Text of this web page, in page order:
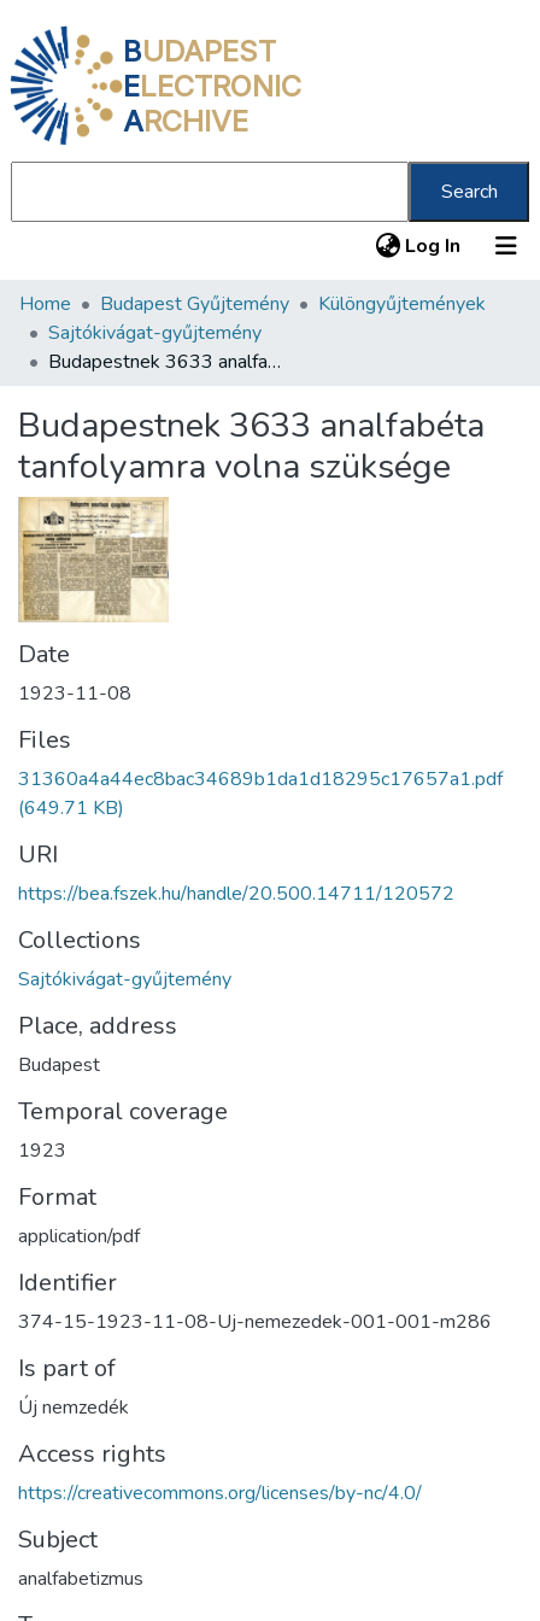
BUDAPEST
ELECTRONIC
ARCHIVE
Search
Log In (current)
Communities & Collections
All of DSpace
About us
Home Budapest Gyűjtemény
Különgyűjtemények
Sajtókivágat-gyűjtemény
Budapestnek 3633 analfabéta tanfolyamra volna szüksége
Budapestnek 3633 analfabéta
tanfolyamra volna szüksége
Date
1923-11-08
Files
31360a4a44ec8bac34689b1da1d18295c17657a1.pdf
(649.71 KB)
URI
https://bea.fszek.hu/handle/20.500.14711/120572
Collections
Sajtókivágat-gyűjtemény
Place, address
Budapest
Temporal coverage
1923
Format
application/pdf
Identifier
374-15-1923-11-08-Uj-nemezedek-001-001-m286
Is part of
Új nemzedék
Access rights
https://creativecommons.org/licenses/by-nc/4.0/
Subject
analfabetizmus